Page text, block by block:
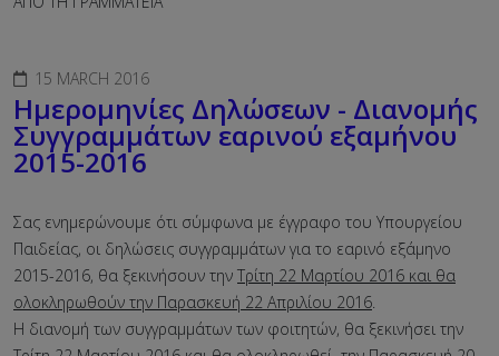
15 MARCH 2016
Ημερομηνίες Δηλώσεων - Διανομής
Συγγραμμάτων εαρινού εξαμήνου
2015-2016
Σας ενημερώνουμε ότι σύμφωνα με έγγραφο του Υπουργείου
Παιδείας, οι δηλώσεις συγγραμμάτων για το εαρινό εξάμηνο
2015-2016, θα ξεκινήσουν την Τρίτη 22 Μαρτίου 2016 και θα
ολοκληρωθούν την Παρασκευή 22 Απριλίου 2016.
Η διανομή των συγγραμμάτων των φοιτητών, θα ξεκινήσει την